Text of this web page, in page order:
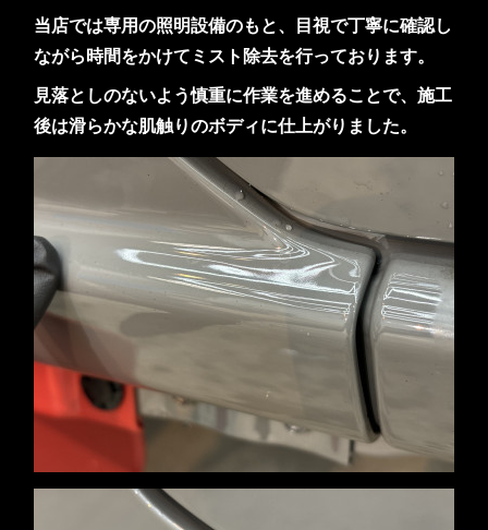
当店では専用の照明設備のもと、目視で丁寧に確認し
ながら時間をかけてミスト除去を行っております。
見落としのないよう慎重に作業を進めることで、施工
後は滑らかな肌触りのボディに仕上がりました。